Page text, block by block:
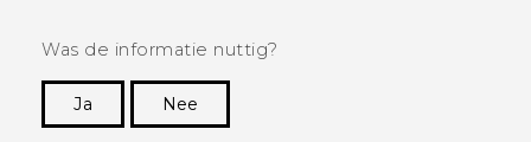
Was de informatie nuttig?
Ja
Nee